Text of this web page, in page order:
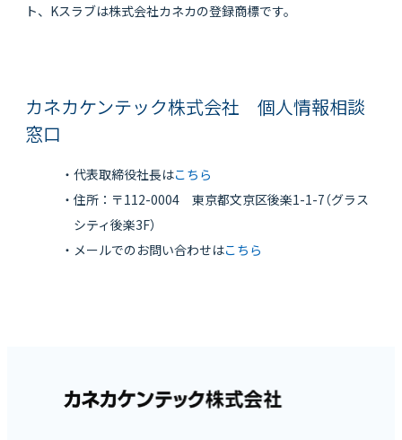
ト、Kスラブは株式会社カネカの登録商標です。
カネカケンテック株式会社 個人情報相談
窓口
・代表取締役社長はこちら
・住所：〒112-0004 東京都文京区後楽1-1-7（グラス
シティ後楽3F）
・メールでのお問い合わせはこちら